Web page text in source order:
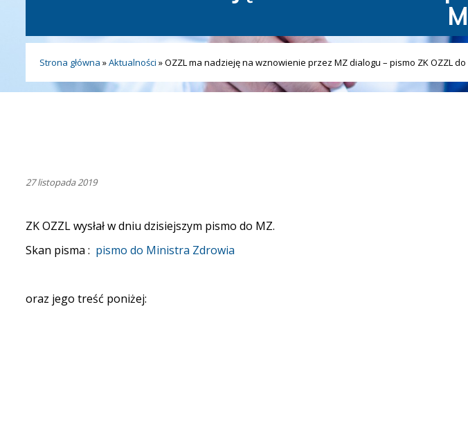
Strona główna »Aktualności »OZZL ma nadzieję na wznowienie przez MZ dialogu – pismo ZK OZZL do
27 listopada 2019
ZK OZZL wysłał w dniu dzisiejszym pismo do MZ.
Skan pisma : pismo do Ministra Zdrowia
oraz jego treść poniżej: